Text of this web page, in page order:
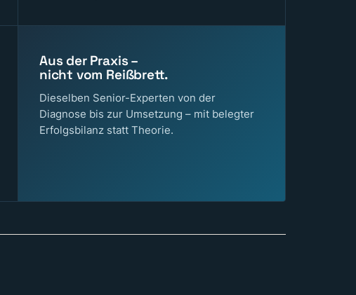
Aus der Praxis –
nicht vom Reißbrett.
Dieselben Senior-Experten von der
Diagnose bis zur Umsetzung – mit belegter
Erfolgsbilanz statt Theorie.